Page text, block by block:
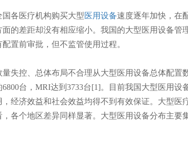
各医疗机构购买大型医用设备速度逐年加快，在
的差距却没有相应缩小。我国的大型医用设备管
置前审批，但不监管使用过程。
控、总体布局不合理从大型医用设备总体配置
台，MRI达到3733台[1]。目前我国大型医用
，经济效益和社会效益均得不到有效保证。大型
，各个地区差异同样显著。大型医用设备分布主